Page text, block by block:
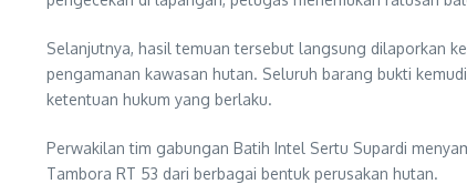
Selanjutnya, hasil temuan tersebut langsung dilaporkan
pengamanan kawasan hutan. Seluruh barang bukti
ketentuan hukum yang berlaku.
Perwakilan tim gabungan Batih Intel Sertu Supardi
Tambora RT 53 dari berbagai bentuk perusakan hutan.